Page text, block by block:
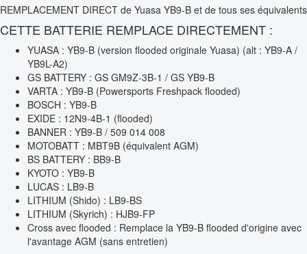
REMPLACEMENT DIRECT de Yuasa YB9-B et de tous ses équivalents
CETTE BATTERIE REMPLACE DIRECTEMENT :
YUASA : YB9-B (version flooded originale Yuasa) (alt : YB9-A /
YB9L-A2)
GS BATTERY : GS GM9Z-3B-1 / GS YB9-B
VARTA : YB9-B (Powersports Freshpack flooded)
BOSCH : YB9-B
EXIDE : 12N9-4B-1 (flooded)
BANNER : YB9-B / 509 014 008
MOTOBATT : MBT9B (équivalent AGM)
BS BATTERY : BB9-B
KYOTO : YB9-B
LUCAS : LB9-B
LITHIUM (Shido) : LB9-BS
LITHIUM (Skyrich) : HJB9-FP
Cross avec flooded : Remplace la YB9-B flooded d'origine avec
l'avantage AGM (sans entretien)